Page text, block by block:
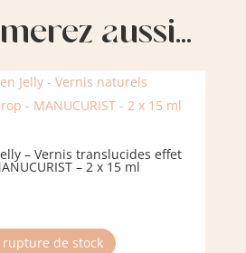
aussi…
– Vernis translucides effet
– 2 x 15 ml
rupture de stock